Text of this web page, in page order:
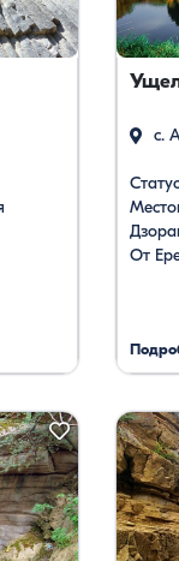
с.
От